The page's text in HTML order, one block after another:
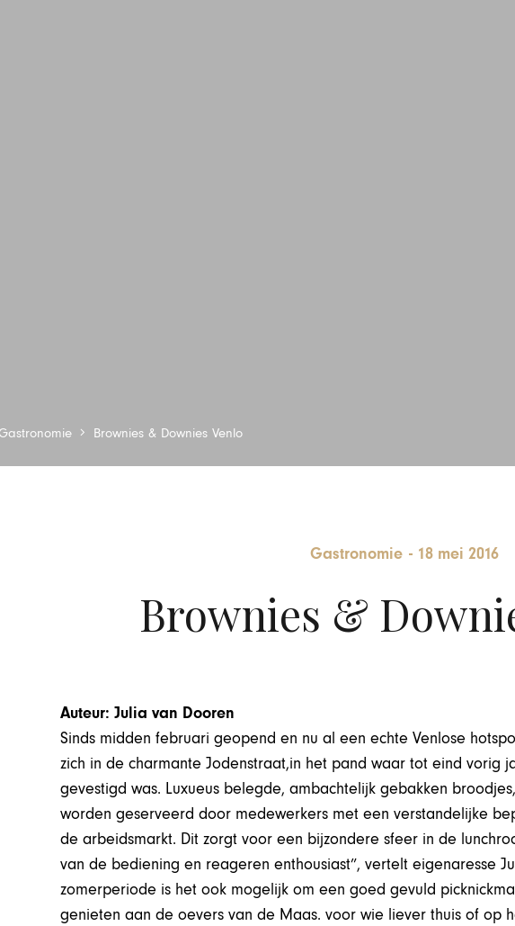
Brownies & Downies Venlo
Gastronomie - 18 mei 2016
Brownies &
Auteur: Julia van Dooren
Sinds midden februari geopend en nu al een echte Venlose
zich in de charmante Jodenstraat,in het pand waar tot eind vorig
gevestigd was. Luxueus belegde, ambachtelijk gebakken
worden geserveerd door medewerkers met een verstandelijke
de arbeidsmarkt. Dit zorgt voor een bijzondere sfeer in de
van de bediening en reageren enthousiast”, vertelt eigenaresse
zomerperiode is het ook mogelijk om een goed gevuld
genieten aan de oevers van de Maas. voor wie liever thuis of op